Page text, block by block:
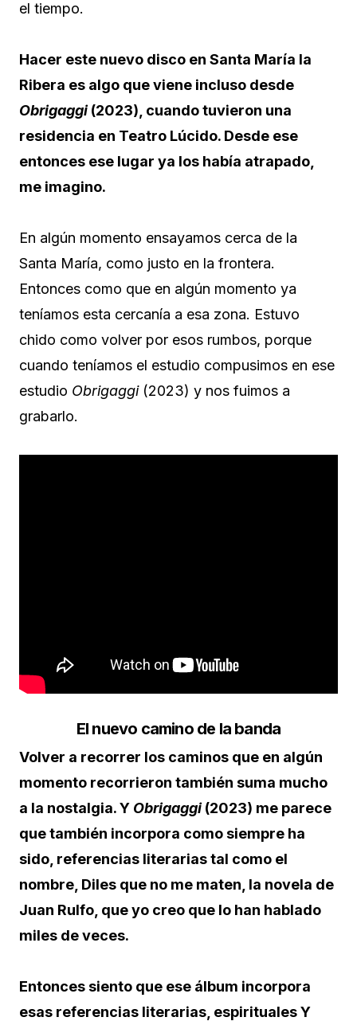
el tiempo.
Hacer este nuevo disco en Santa María la
Ribera es algo que viene incluso desde
Obrigaggi(2023), cuando tuvieron una
residencia en Teatro Lúcido. Desde ese
entonces ese lugar ya los había atrapado,
me imagino.
En algún momento ensayamos cerca de la
Santa María, como justo en la frontera.
Entonces como que en algún momento ya
teníamos esta cercanía a esa zona. Estuvo
chido como volver por esos rumbos, porque
cuando teníamos el estudio compusimos en ese
estudio Obrigaggi (2023) y nos fuimos a
grabarlo.
El nuevo camino de la banda
Volver a recorrer los caminos que en algún
momento recorrieron también suma mucho
a la nostalgia. Y Obrigaggi(2023) me parece
que también incorpora como siempre ha
sido, referencias literarias tal como el
nombre, Diles que no me maten, la novela de
Juan Rulfo, que yo creo que lo han hablado
miles de veces.
Entonces siento que ese álbum incorpora
esas referencias literarias, espirituales Y